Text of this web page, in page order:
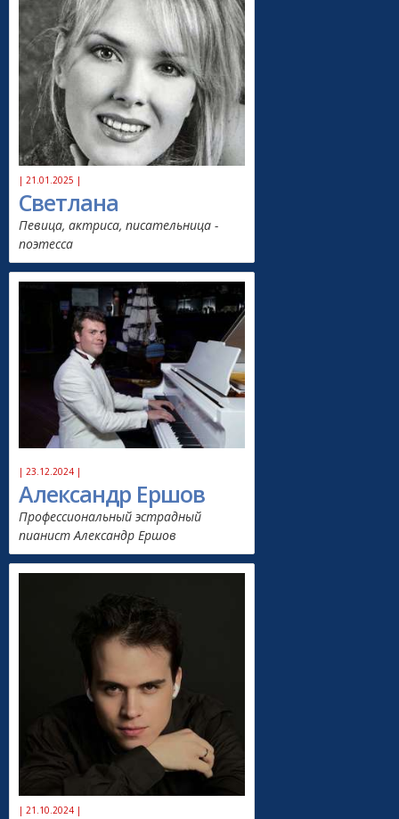
| 21.01.2025 |
Светлана
Певица, актриса, писательница -
поэтесса
| 23.12.2024 |
Александр Ершов
Профессиональный эстрадный
пианист Александр Ершов
| 21.10.2024 |